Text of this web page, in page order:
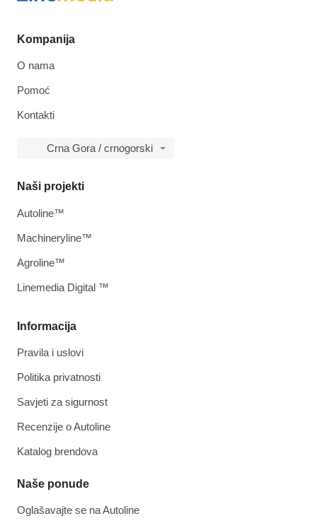
Kompanija
O nama
Pomoć
Kontakti
Crna Gora / crnogorski
Informacija
Pravila i uslovi
Politika privatnosti
Savjeti za sigurnost
Recenzije o Autoline
Katalog brendova
Naše ponude
Oglašavajte se na Autoline
Naši projekti
Autoline™
Machineryline™
Agroline™
Linemedia Digital ™